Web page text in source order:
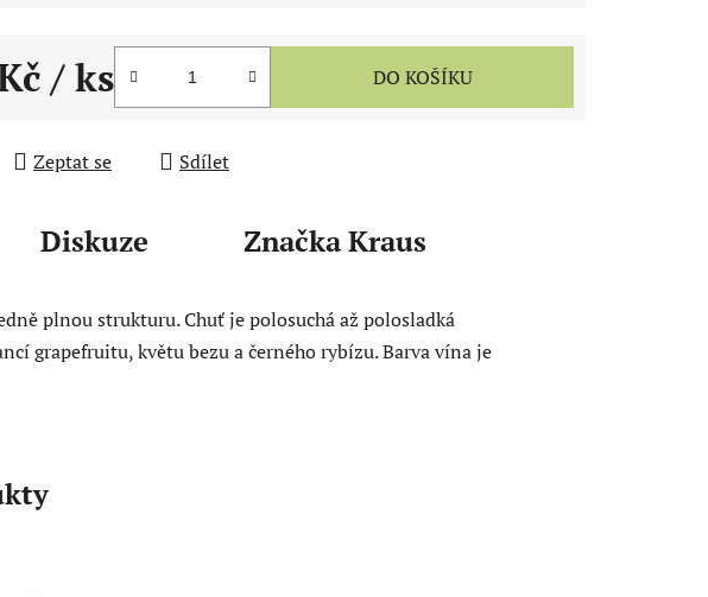
/ ks DO KOŠÍKU
Zeptat se Sdílet
Diskuze ZnačkaKraus
plnou strukturu. Chuť je polosuchá až polosladká
grapefruitu, květu bezu a černého rybízu. Barva vína je